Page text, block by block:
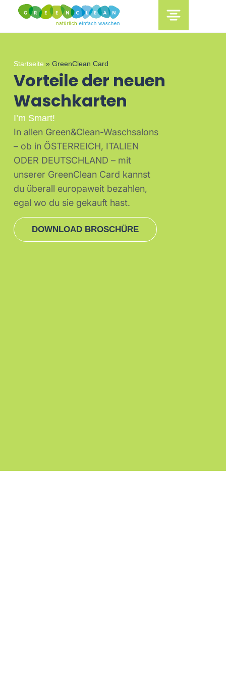
content
Startseite » GreenClean Card
Vorteile der neuen
Waschkarten
I’m Smart!
In allen Green&Clean-Waschsalons
– ob in ÖSTERREICH, ITALIEN
ODER DEUTSCHLAND – mit
unserer GreenClean Card kannst
du überall europaweit bezahlen,
egal wo du sie gekauft hast.
DOWNLOAD BROSCHÜRE